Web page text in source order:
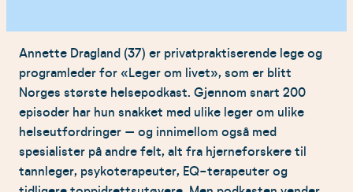
Annette Dragland (37) er privatpraktiserende lege og
programleder for «Leger om livet», som er blitt
Norges største helsepodkast. Gjennom snart 200
episoder har hun snakket med ulike leger om ulike
helseutfordringer – og innimellom også med
spesialister på andre felt, alt fra hjerneforskere til
tannleger, psykoterapeuter, EQ-terapeuter og